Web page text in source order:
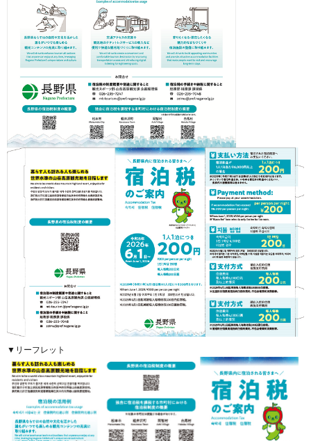
▼リーフレット